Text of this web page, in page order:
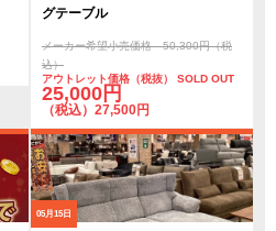
グテーブル
メーカー希望小売価格 50,300円（税
込）
アウトレット価格（税抜） SOLD OUT
25,000円
（税込）27,500円
05月15日